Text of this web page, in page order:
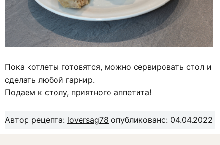
Пока котлеты готовятся, можно сервировать стол и
сделать любой гарнир.
Подаем к столу, приятного аппетита!
Автор рецепта: loversag78 опубликовано: 04.04.2022